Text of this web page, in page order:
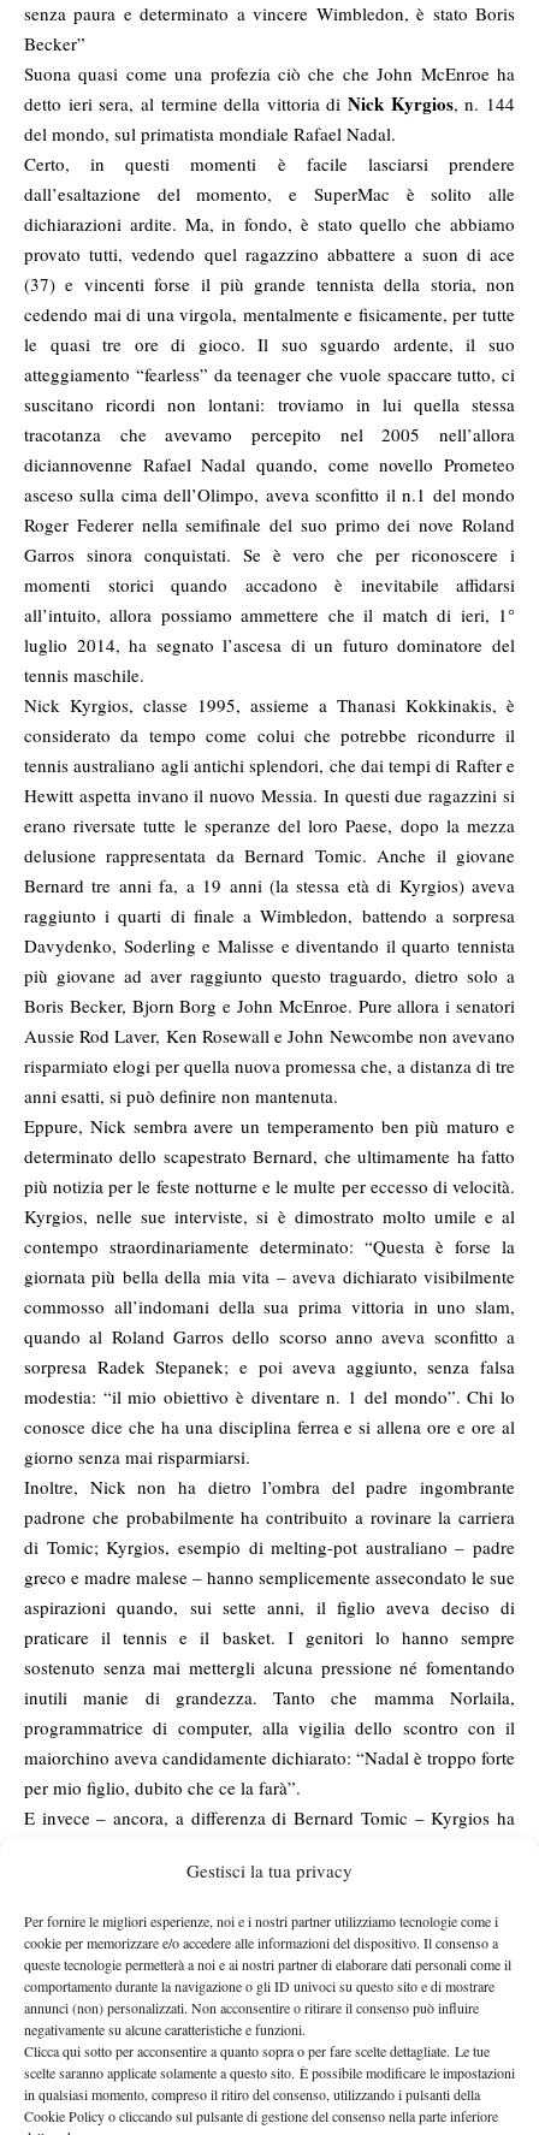
Gestisci la tua privacy
Per fornire le migliori esperienze, noi e i nostri partner utilizziamo tecnologie come i
cookie per memorizzare e/o accedere alle informazioni del dispositivo. Il consenso a
queste tecnologie permetterà a noi e ai nostri partner di elaborare dati personali come il
comportamento durante la navigazione o gli ID univoci su questo sito e di mostrare
annunci (non) personalizzati. Non acconsentire o ritirare il consenso può influire
negativamente su alcune caratteristiche e funzioni.
Clicca qui sotto per acconsentire a quanto sopra o per fare scelte dettagliate. Le tue
scelte saranno applicate solamente a questo sito. È possibile modificare le impostazioni
in qualsiasi momento, compreso il ritiro del consenso, utilizzando i pulsanti della
Cookie Policy o cliccando sul pulsante di gestione del consenso nella parte inferiore
senza paura e determinato a vincere Wimbledon, è stato Boris
Becker”
Suona quasi come una profezia ciò che che John McEnroe ha
detto ieri sera, al termine della vittoria diNick Kyrgios, n. 144
del mondo, sul primatista mondiale Rafael Nadal.
Certo, in questi momenti è facile lasciarsi prendere
dall’esaltazione del momento, e SuperMac è solito alle
dichiarazioni ardite. Ma, in fondo, è stato quello che abbiamo
provato tutti, vedendo quel ragazzino abbattere a suon di ace
(37) e vincenti forse il più grande tennista della storia, non
cedendo mai di una virgola, mentalmente e fisicamente, per tutte
le quasi tre ore di gioco. Il suo sguardo ardente, il suo
atteggiamento “fearless” da teenager che vuole spaccare tutto, ci
suscitano ricordi non lontani: troviamo in lui quella stessa
tracotanza che avevamo percepito nel 2005 nell’allora
diciannovenne Rafael Nadal quando, come novello Prometeo
asceso sulla cima dell’Olimpo, aveva sconfitto il n.1 del mondo
Roger Federer nella semifinale del suo primo dei nove Roland
Garros sinora conquistati. Se è vero che per riconoscere i
momenti storici quando accadono è inevitabile affidarsi
all’intuito, allora possiamo ammettere che il match di ieri, 1°
luglio 2014, ha segnato l’ascesa di un futuro dominatore del
tennis maschile.
Nick Kyrgios, classe 1995, assieme a Thanasi Kokkinakis, è
considerato da tempo come colui che potrebbe ricondurre il
tennis australiano agli antichi splendori, che dai tempi di Rafter e
Hewitt aspetta invano il nuovo Messia. In questi due ragazzini si
erano riversate tutte le speranze del loro Paese, dopo la mezza
delusione rappresentata da Bernard Tomic. Anche il giovane
Bernard tre anni fa, a 19 anni (la stessa età di Kyrgios) aveva
raggiunto i quarti di finale a Wimbledon, battendo a sorpresa
Davydenko, Soderling e Malisse e diventando il quarto tennista
più giovane ad aver raggiunto questo traguardo, dietro solo a
Boris Becker, Bjorn Borg e John McEnroe. Pure allora i senatori
Aussie Rod Laver, Ken Rosewall e John Newcombe non avevano
risparmiato elogi per quella nuova promessa che, a distanza di tre
anni esatti, si può definire non mantenuta.
Eppure, Nick sembra avere un temperamento ben più maturo e
determinato dello scapestrato Bernard, che ultimamente ha fatto
più notizia per le feste notturne e le multe per eccesso di velocità.
Kyrgios, nelle sue interviste, si è dimostrato molto umile e al
contempo straordinariamente determinato: “Questa è forse la
giornata più bella della mia vita – aveva dichiarato visibilmente
commosso all’indomani della sua prima vittoria in uno slam,
quando al Roland Garros dello scorso anno aveva sconfitto a
sorpresa Radek Stepanek; e poi aveva aggiunto, senza falsa
modestia: “il mio obiettivo è diventare n. 1 del mondo”. Chi lo
conosce dice che ha una disciplina ferrea e si allena ore e ore al
giorno senza mai risparmiarsi.
Inoltre, Nick non ha dietro l’ombra del padre ingombrante
padrone che probabilmente ha contribuito a rovinare la carriera
di Tomic; Kyrgios, esempio di melting-pot australiano – padre
greco e madre malese – hanno semplicemente assecondato le sue
aspirazioni quando, sui sette anni, il figlio aveva deciso di
praticare il tennis e il basket. I genitori lo hanno sempre
sostenuto senza mai mettergli alcuna pressione né fomentando
inutili manie di grandezza. Tanto che mamma Norlaila,
programmatrice di computer, alla vigilia dello scontro con il
maiorchino aveva candidamente dichiarato: “Nadal è troppo forte
per mio figlio, dubito che ce la farà”.
E invece – ancora, a differenza di Bernard Tomic – Kyrgios ha
superandolo in un match ad armi pari e risultando semplicemente
spagnolo fatica moltissimo sui campi erbivori; ma l’uscita al
secondo turno contro Lukas Rosol, nel 2012, e all’esordio Steve
Darcis, l’anno scorso, non erano più che sfortunati incidenti di
percorso che, in un certo senso, potevano essere giustificati.
All’indomani del match contro il ceco Nadal non avrebbe più
giocato per otto mesi a causa della sindrome di Hoffa; nel 2013,
dopo la straordinaria serie di successi sulla terra post-rientro, un